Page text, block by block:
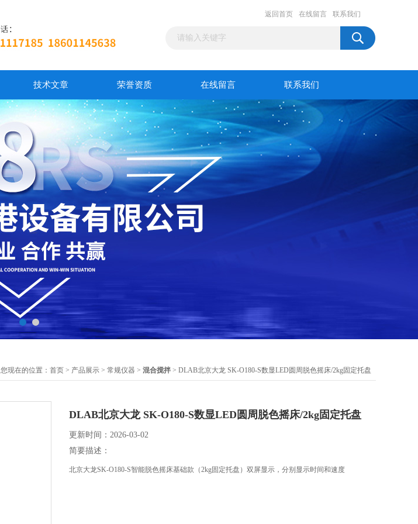
返回首页 在线留言 联系我们
技术文章 荣誉资质 在线留言 联系我们
您现在的位置： 首页 > 产品展示 > 常规仪器 > 混合搅拌 > DLAB北京大龙 SK-O180-S数显LED圆周脱色摇床/2kg固定托盘
DLAB北京大龙 SK-O180-S数显LED圆周脱色摇床/2kg固定托盘
更新时间：2026-03-02
简要描述：
北京大龙SK-O180-S智能脱色摇床基础款（2kg固定托盘）双屏显示，分别显示时间和速度